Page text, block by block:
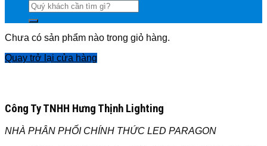
Chưa có sản phẩm nào trong giỏ hàng.
Quay trở lại cửa hàng
Công Ty TNHH Hưng Thịnh Lighting
NHÀ PHÂN PHỐI CHÍNH THỨC LED PARAGON